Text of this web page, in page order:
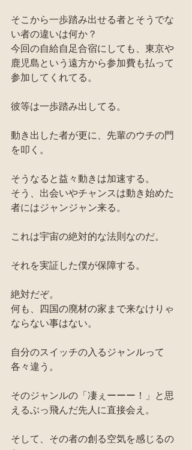
そこから一歩踏み出せる者とそうでな
い者の違いは何か？
今回の自給自足合宿にしても、東京や
鹿児島という遠方から参加費も払って
参加してくれてる。
彼等は一歩踏み出してる。
動き出した者が更に、先輩のウチの門
を叩く。
そうなると益々動きは加速する。
そう、出会いやチャンスは動き始めた
者にはジャンジャン来る。
これは宇宙の絶対的な法則なのだ。
それを実証した僕が保障する。
絶対だぞ。
何も、四国の廃材の家まで来なけりゃ
ならない事はない。
自分のスイッチの入るジャンルって
各々違う。
そのジャンルの「凄ぇーーー！」と思
えるぶっ飛んだ先人に直接会え。
そして、その者の創る空気を感じるの